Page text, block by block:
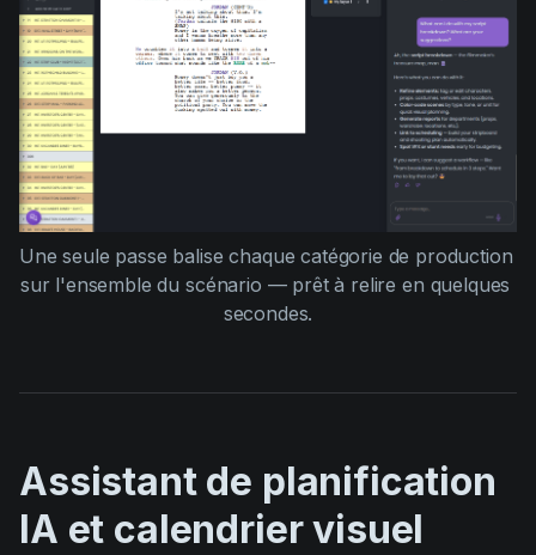
Une seule passe balise chaque catégorie de production
sur l'ensemble du scénario — prêt à relire en quelques
secondes.
Assistant de planification
IA et calendrier visuel